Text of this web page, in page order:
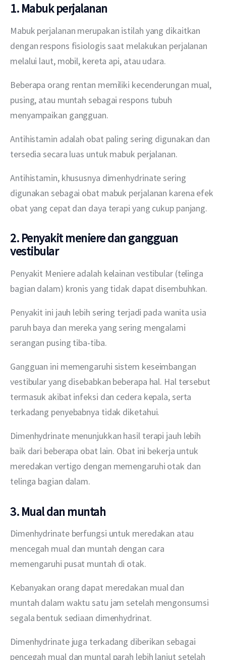
1. Mabuk perjalanan
Mabuk perjalanan merupakan istilah yang dikaitkan
dengan respons fisiologis saat melakukan perjalanan
melalui laut, mobil, kereta api, atau udara.
Beberapa orang rentan memiliki kecenderungan mual,
pusing, atau muntah sebagai respons tubuh
menyampaikan gangguan.
Antihistamin adalah obat paling sering digunakan dan
tersedia secara luas untuk mabuk perjalanan.
Antihistamin, khususnya dimenhydrinate sering
digunakan sebagai obat mabuk perjalanan karena efek
obat yang cepat dan daya terapi yang cukup panjang.
2. Penyakit meniere dan gangguan
vestibular
Penyakit Meniere adalah kelainan vestibular (telinga
bagian dalam) kronis yang tidak dapat disembuhkan.
Penyakit ini jauh lebih sering terjadi pada wanita usia
paruh baya dan mereka yang sering mengalami
serangan pusing tiba-tiba.
Gangguan ini memengaruhi sistem keseimbangan
vestibular yang disebabkan beberapa hal. Hal tersebut
termasuk akibat infeksi dan cedera kepala, serta
terkadang penyebabnya tidak diketahui.
Dimenhydrinate menunjukkan hasil terapi jauh lebih
baik dari beberapa obat lain. Obat ini bekerja untuk
meredakan vertigo dengan memengaruhi otak dan
telinga bagian dalam.
3. Mual dan muntah
Dimenhydrinate berfungsi untuk meredakan atau
mencegah mual dan muntah dengan cara
memengaruhi pusat muntah di otak.
Kebanyakan orang dapat meredakan mual dan
muntah dalam waktu satu jam setelah mengonsumsi
segala bentuk sediaan dimenhydrinat.
Dimenhydrinate juga terkadang diberikan sebagai
pencegah mual dan muntal parah lebih lanjut setelah